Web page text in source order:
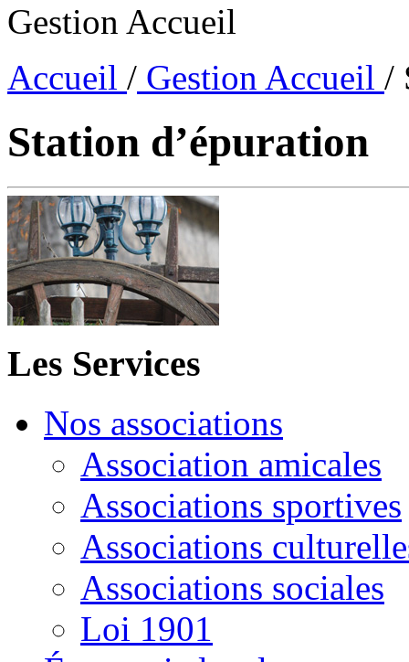
Gestion Accueil
Accueil / Gestion Accueil /
Station d’épuration
Les Services
Nos associations
Association amicales
Associations sportives
Associations
Associations sociales
Loi 1901